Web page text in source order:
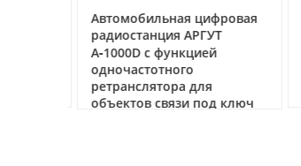
Автомобильная цифровая
радиостанция АРГУТ
А‑1000D с функцией
одночастотного
ретранслятора для
объектов связи под ключ